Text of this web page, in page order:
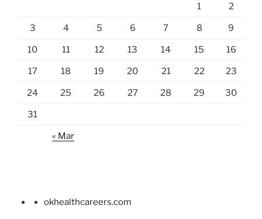
1 2
3 4 5 6 7 8 9
10 11 12 13 14 15 16
17 18 19 20 21 22 23
24 25 26 27 28 29 30
31
« Mar
okhealthcareers.com